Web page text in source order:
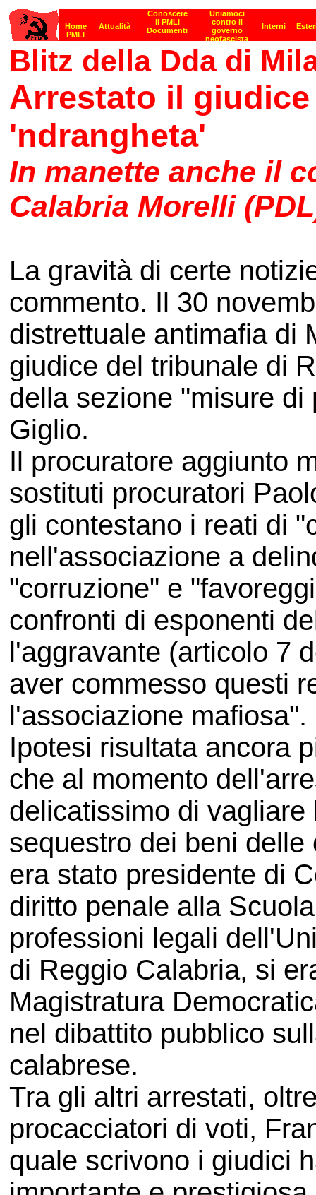
Blitz della Dda di
Arrestato il
'ndrangheta'
In manette anche il
Calabria Morelli
La gravità di certe
commento. Il 30
distrettuale antimafia di
giudice del tribunale di
della sezione "misure
Giglio.
Il procuratore aggiunto
sostituti procuratori
gli contestano i reati di
nell'associazione a
"corruzione" e
confronti di esponenti
l'aggravante (articolo 7
aver commesso questi
l'associazione mafiosa".
Ipotesi risultata ancora
che al momento
delicatissimo di
sequestro dei beni
era stato presidente di
diritto penale alla
professioni legali
di Reggio Calabria, si
Magistratura
nel dibattito pubblico
calabrese.
Tra gli altri arrestati,
procacciatori di voti,
quale scrivono i giudici